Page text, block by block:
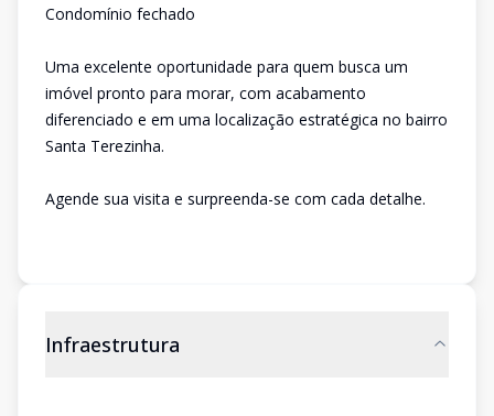
Condomínio fechado
Uma excelente oportunidade para quem busca um
imóvel pronto para morar, com acabamento
diferenciado e em uma localização estratégica no bairro
Santa Terezinha.
Agende sua visita e surpreenda-se com cada detalhe.
Infraestrutura